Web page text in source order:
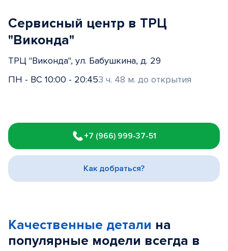
Сервисный центр в ТРЦ
"Виконда"
ТРЦ "Виконда", ул. Бабушкина, д. 29
ПН - ВС 10:00 - 20:453 ч. 48 м. до открытия
1
of
3
+7 (966) 999-37-51
Как добраться?
Качественные детали на
популярные модели всегда в